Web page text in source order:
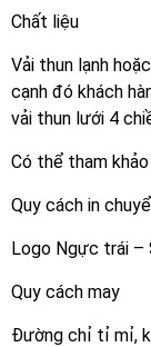
Chất liệu
Vải thun lạnh
cạnh đó khách
vải thun lưới 4
Có thể tham
Quy cách in
Logo Ngực trái –
Quy cách may
Đường chỉ tỉ mỉ,